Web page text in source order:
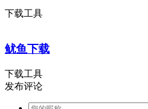
下载工具
鱿鱼下载
下载工具
发布评论